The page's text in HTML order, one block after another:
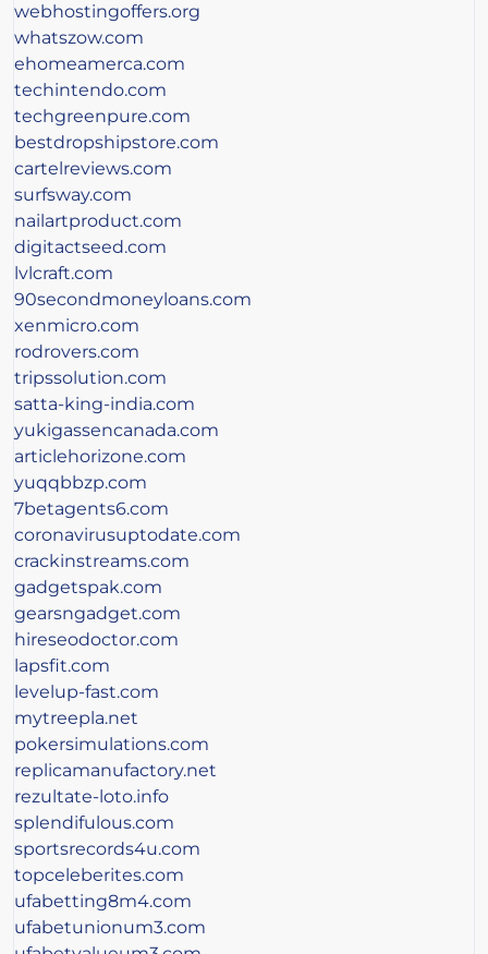
webhostingoffers.org
whatszow.com
ehomeamerca.com
techintendo.com
techgreenpure.com
bestdropshipstore.com
cartelreviews.com
surfsway.com
nailartproduct.com
digitactseed.com
lvlcraft.com
90secondmoneyloans.com
xenmicro.com
rodrovers.com
tripssolution.com
satta-king-india.com
yukigassencanada.com
articlehorizone.com
yuqqbbzp.com
7betagents6.com
coronavirusuptodate.com
crackinstreams.com
gadgetspak.com
gearsngadget.com
hireseodoctor.com
lapsfit.com
levelup-fast.com
mytreepla.net
pokersimulations.com
replicamanufactory.net
rezultate-loto.info
splendifulous.com
sportsrecords4u.com
topceleberites.com
ufabetting8m4.com
ufabetunionum3.com